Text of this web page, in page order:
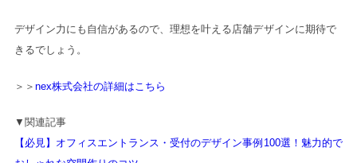
デザイン力にも自信があるので、理想を叶える店舗デザインに期待で
きるでしょう。
＞＞ nex株式会社の詳細はこちら
▼関連記事
【必見】オフィスエントランス・受付のデザイン事例100選！魅力的で